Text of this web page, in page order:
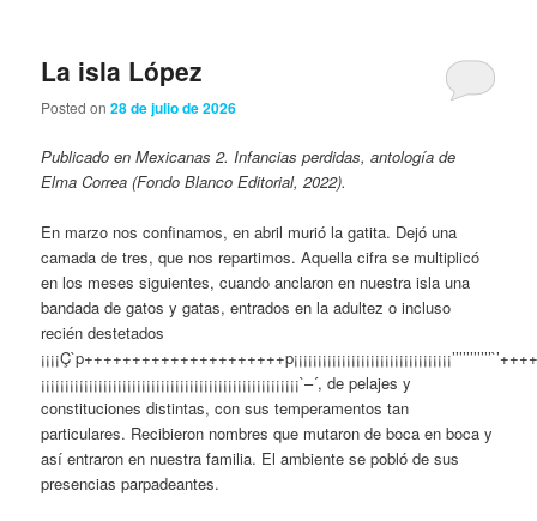
La isla López
Posted on28 de julio de 2026
Publicado en Mexicanas 2. Infancias perdidas, antología de
Elma Correa (Fondo Blanco Editorial, 2022).
En marzo nos confinamos, en abril murió la gatita. Dejó una
camada de tres, que nos repartimos. Aquella cifra se multiplicó
en los meses siguientes, cuando anclaron en nuestra isla una
bandada de gatos y gatas, entrados en la adultez o incluso
recién destetados
¡¡¡¡¡¡¡¡¡¡¡¡¡¡¡¡¡¡¡¡¡¡¡¡¡¡¡¡¡¡¡¡¡¡¡¡¡¡¡¡¡¡¡¡¡¡¡¡¡¡¡¡¡¡`–´, de pelajes y
constituciones distintas, con sus temperamentos tan
particulares. Recibieron nombres que mutaron de boca en boca y
así entraron en nuestra familia. El ambiente se pobló de sus
presencias parpadeantes.